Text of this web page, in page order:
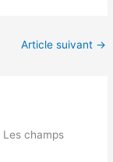
Article suivant →
Les champs